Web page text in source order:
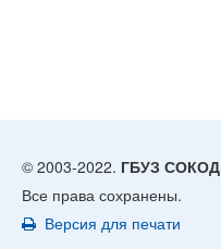
© 2003-2022. ГБУЗ СОКОД
Все права сохранены.
Версия для печати